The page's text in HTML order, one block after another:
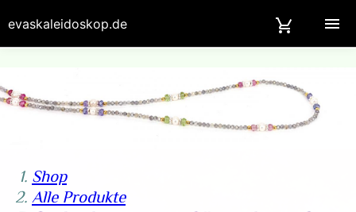
Shop
Alle Produkte
evaskaleidoskop.de